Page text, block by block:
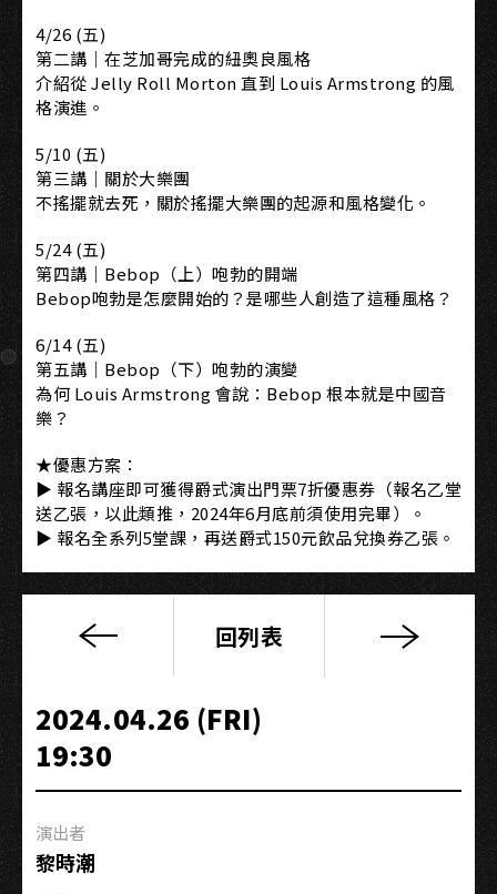
4/26 (五)
第二講｜在芝加哥完成的紐奧良風格
介紹從 Jelly Roll Morton 直到 Louis Armstrong 的風
格演進。
5/10 (五)
第三講｜關於大樂團
不搖擺就去死，關於搖擺大樂團的起源和風格變化。
5/24 (五)
第四講｜Bebop（上）咆勃的開端
Bebop咆勃是怎麼開始的？是哪些人創造了這種風格？
6/14 (五)
第五講｜Bebop（下）咆勃的演變
為何 Louis Armstrong 會說：Bebop 根本就是中國音
樂？
★優惠方案：
▶ 報名講座即可獲得爵式演出門票7折優惠券（報名乙堂
送乙張，以此類推，2024年6月底前須使用完畢）。
▶ 報名全系列5堂課，再送爵式150元飲品兌換券乙張。
爵
歷
史
講
堂
回列表
2024.04.26 (FRI)
19:30
演出者
黎時潮